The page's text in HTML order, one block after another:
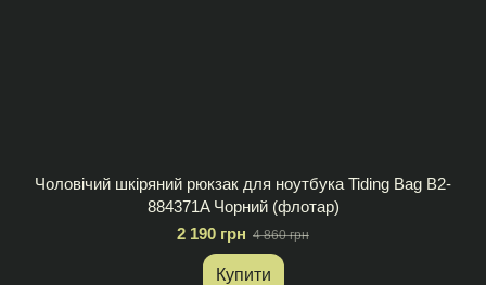
Чоловічий шкіряний рюкзак для ноутбука Tiding Bag B2-
884371A Чорний (флотар)
2 190 грн 4 860 грн
Купити